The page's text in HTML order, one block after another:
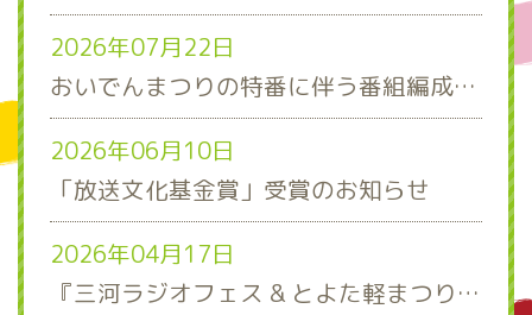
2026年07月22日
おいでんまつりの特番に伴う番組編成について
2026年06月10日
「放送文化基金賞」受賞のお知らせ
2026年04月17日
『三河ラジオフェス & とよた軽まつり』ステージスケジュール発表！